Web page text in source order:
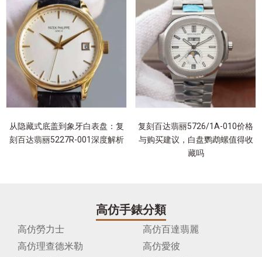
从隐藏式底盖到象牙白表盘：复
刻百达翡丽5227R-001深度解析
复刻百达翡丽5726/1A-010价格
与购买建议，白盘鹦鹉螺值得收
藏吗
高仿手錶分類
高仿勞力士
高仿百達翡麗
高仿理查德米勒
高仿愛彼